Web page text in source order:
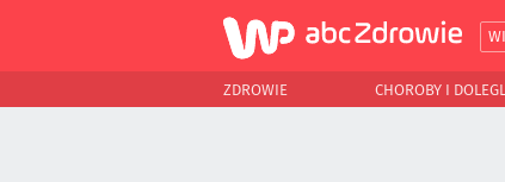
ZDROWIE CHOROBY I